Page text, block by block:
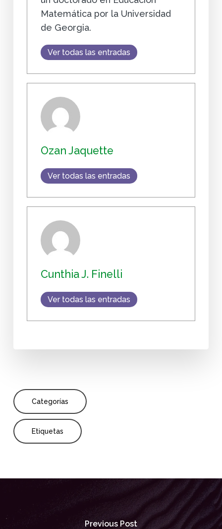
Matemática por la Universidad
de Georgia.
Ver todas las entradas
Ozan Jaquette
Ver todas las entradas
Cunthia J. Finelli
Ver todas las entradas
Categorías
Etiquetas
Previous Post